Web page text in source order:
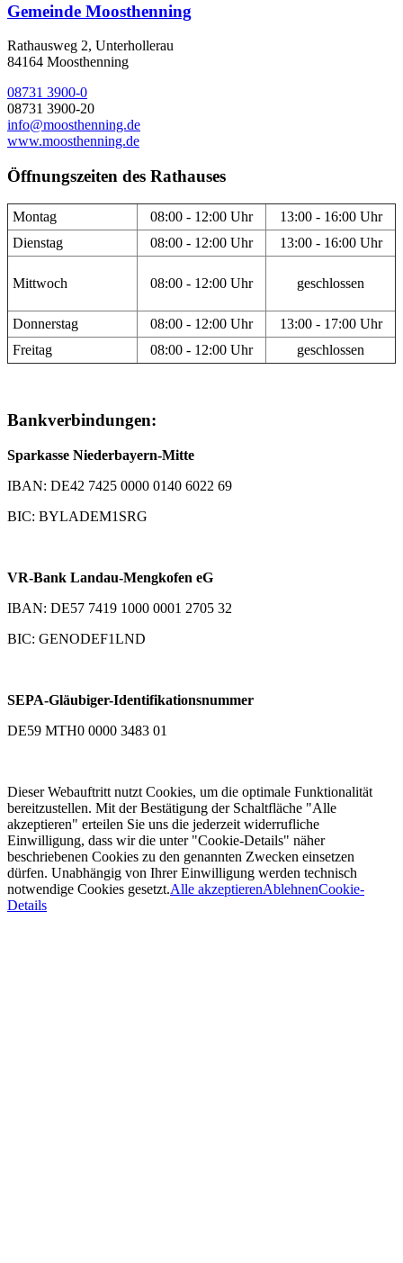
Gemeinde Moosthenning
Rathausweg 2, Unterhollerau
84164 Moosthenning
08731 3900-0
08731 3900-20
info@moosthenning.de
www.moosthenning.de
Öffnungszeiten des Rathauses
Montag 08:00 - 12:00 Uhr
13:00 - 16:00 Uhr
Dienstag
08:00 - 12:00 Uhr 13:00 - 16:00 Uhr
Mittwoch 08:00 - 12:00 Uhr geschlossen
Donnerstag 08:00 - 12:00 Uhr
13:00 - 17:00 Uhr
Freitag
08:00 - 12:00 Uhr geschlossen
Bankverbindungen:
Sparkasse Niederbayern-Mitte
IBAN: DE42 7425 0000 0140 6022 69
BIC: BYLADEM1SRG
VR-Bank Landau-Mengkofen eG
IBAN: DE57 7419 1000 0001 2705 32
BIC: GENODEF1LND
SEPA-Gläubiger-Identifikationsnummer
DE59 MTH0 0000 3483 01
Dieser Webauftritt nutzt Cookies, um die optimale Funktionalität
bereitzustellen. Mit der Bestätigung der Schaltfläche "Alle
akzeptieren" erteilen Sie uns die jederzeit widerrufliche
Einwilligung, dass wir die unter "Cookie-Details" näher
beschriebenen Cookies zu den genannten Zwecken einsetzen
dürfen. Unabhängig von Ihrer Einwilligung werden technisch
notwendige Cookies gesetzt.Alle akzeptierenAblehnenCookie-
Details